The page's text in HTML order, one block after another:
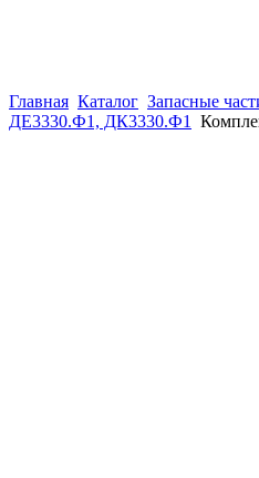
Главная Каталог Запасные
ДЕ3330.Ф1, ДК3330.Ф1